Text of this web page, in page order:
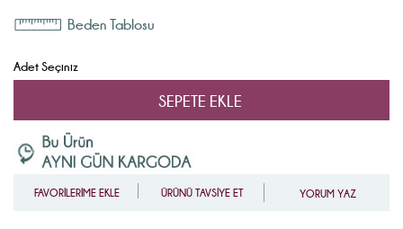
Beden Tablosu
Adet Seçiniz
ÜRÜNÜ TAVSİYE ET
FAVORİLERİME EKLE YORUM YAZ